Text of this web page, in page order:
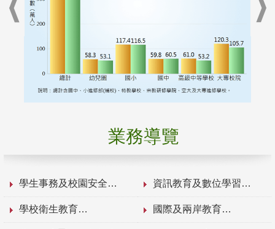
業務導覽
學生事務及校園安全 資訊教育及數位學習
學校衛生教育 國際及兩岸教育